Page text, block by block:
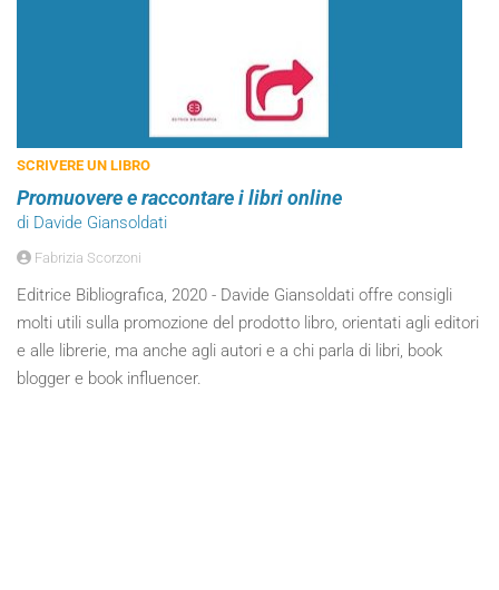
SCRIVERE UN LIBRO
Promuovere e raccontare i libri online
di Davide Giansoldati
Fabrizia Scorzoni
Editrice Bibliografica, 2020 - Davide Giansoldati offre consigli
molti utili sulla promozione del prodotto libro, orientati agli editori
e alle librerie, ma anche agli autori e a chi parla di libri, book
blogger e book influencer.